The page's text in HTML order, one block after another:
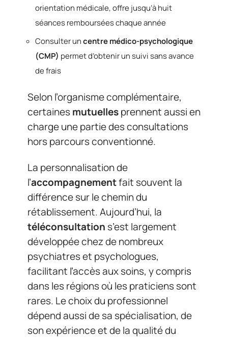
orientation médicale, offre jusqu’à huit
séances remboursées chaque année
Consulter uncentre médico-psychologique
(CMP) permet d’obtenir un suivi sans avance
de frais
Selon l’organisme complémentaire,
certainesmutuellesprennent aussi en
charge une partie des consultations
hors parcours conventionné.
La personnalisation de
l’accompagnementfait souvent la
différence sur le chemin du
rétablissement. Aujourd’hui, la
téléconsultation s’est largement
développée chez de nombreux
psychiatres et psychologues,
facilitant l’accès aux soins, y compris
dans les régions où les praticiens sont
rares. Le choix du professionnel
dépend aussi de sa spécialisation, de
son expérience et de la qualité du